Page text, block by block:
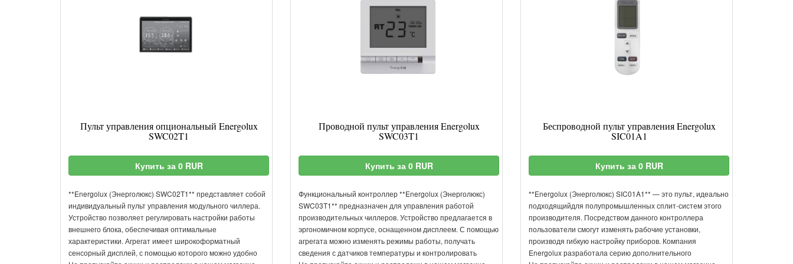
Пульт управления опциональный Energolux
SWC02T1
Купить за 0 RUR
**Energolux (Энерголюкс) SWC02T1** представляет собой
индивидуальный пульт управления модульного чиллера.
Устройство позволяет регулировать настройки работы
внешнего блока, обеспечивая оптимальные
характеристики. Агрегат имеет широкоформатный
сенсорный дисплей, с помощью которого можно удобно
Проводной пульт управления Energolux
SWC03T1
Купить за 0 RUR
Функциональный контроллер **Energolux (Энерголюкс)
SWC03T1** предназначен для управления работой
производительных чиллеров. Устройство предлагается в
эргономичном корпусе, оснащенном дисплеем. С помощью
агрегата можно изменять режимы работы, получать
сведения с датчиков температуры и контролировать
Беспроводной пульт управления Energolux
SIC01A1
Купить за 0 RUR
**Energolux (Энерголюкс) SIC01A1** — это пульт, идеально
подходящийдля полупромышленных сплит-систем этого
производителя. Посредством данного контроллера
пользователи смогут изменять рабочие установки,
производя гибкую настройку приборов. Компания
Energolux разработала серию дополнительного